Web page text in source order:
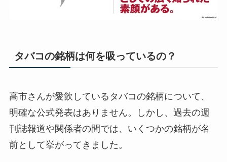
タバコの銘柄は何を吸っているの？
高市さんが愛飲しているタバコの銘柄について、
明確な公式発表はありません。しかし、過去の週
刊誌報道や関係者の間では、いくつかの銘柄が名
前として挙がってきました。